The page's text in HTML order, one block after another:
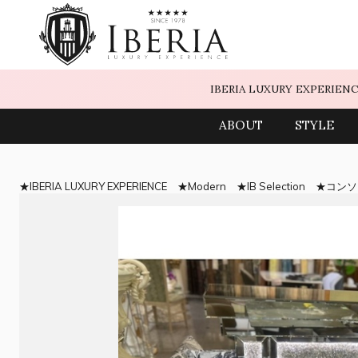
IBERIA LUXURY
ABOUT STYLE
IBERIA LUXURY EXPERIENCE Modern IB Selection コン